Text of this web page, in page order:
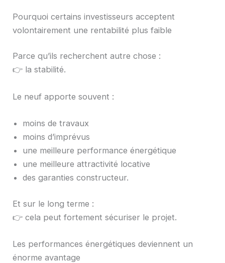
Pourquoi certains investisseurs acceptent
volontairement une rentabilité plus faible
Parce qu’ils recherchent autre chose :
👉 la stabilité.
Le neuf apporte souvent :
moins de travaux
moins d’imprévus
une meilleure performance énergétique
une meilleure attractivité locative
des garanties constructeur.
Et sur le long terme :
👉 cela peut fortement sécuriser le projet.
Les performances énergétiques deviennent un
énorme avantage